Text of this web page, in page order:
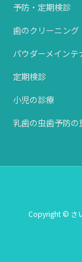
予防・定期検診
歯のクリーニング
パウダーメインテ
定期検診
小児の診療
乳歯の虫歯予防の
Copyright © さ